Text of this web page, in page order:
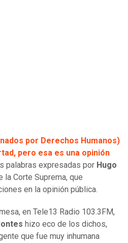
por Derechos Humanos)
pero esa es una opinión
palabras expresadas por Hugo
la Corte Suprema, que
en la opinión pública.
en Tele13 Radio 103.3FM,
hizo eco de los dichos,
que fue muy inhumana